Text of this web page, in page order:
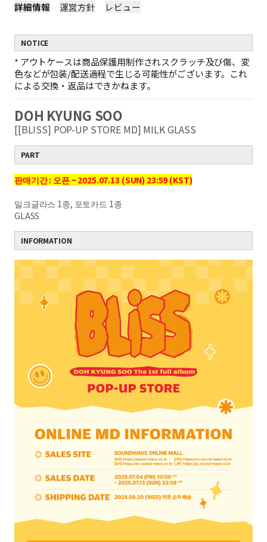
詳細情報 運営方針 レビュー
NOTICE
* アウトケースは商品保護用制作されスクラッチ及び傷、変
色などが包装/配送過程で生じる可能性がございます。これ
による交換・返品はできかねます。
DOH KYUNG SOO
[[BLISS] POP-UP STORE MD] MILK GLASS
PART
판매기간 : 오픈 ~ 2025.07.13 (SUN) 23:59 (KST)
밀크글라스 1종, 포토카드 1종
GLASS
INFORMATION